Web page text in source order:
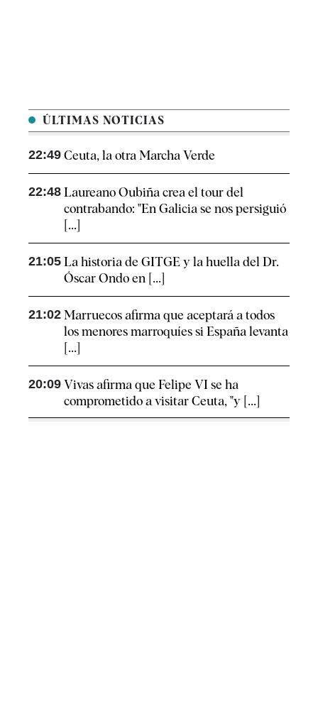
ÚLTIMAS NOTICIAS
22:49 Ceuta, la otra Marcha Verde
22:48 Laureano Oubiña crea el tour del
contrabando: "En Galicia se nos persiguió
[...]
21:05 La historia de GITGE y la huella del Dr.
Óscar Ondo en [...]
21:02 Marruecos afirma que aceptará a todos
los menores marroquíes si España levanta
[...]
20:09 Vivas afirma que Felipe VI se ha
comprometido a visitar Ceuta, "y [...]